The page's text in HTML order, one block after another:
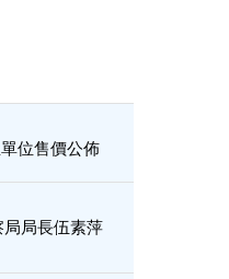
位售價公佈
局長伍素萍